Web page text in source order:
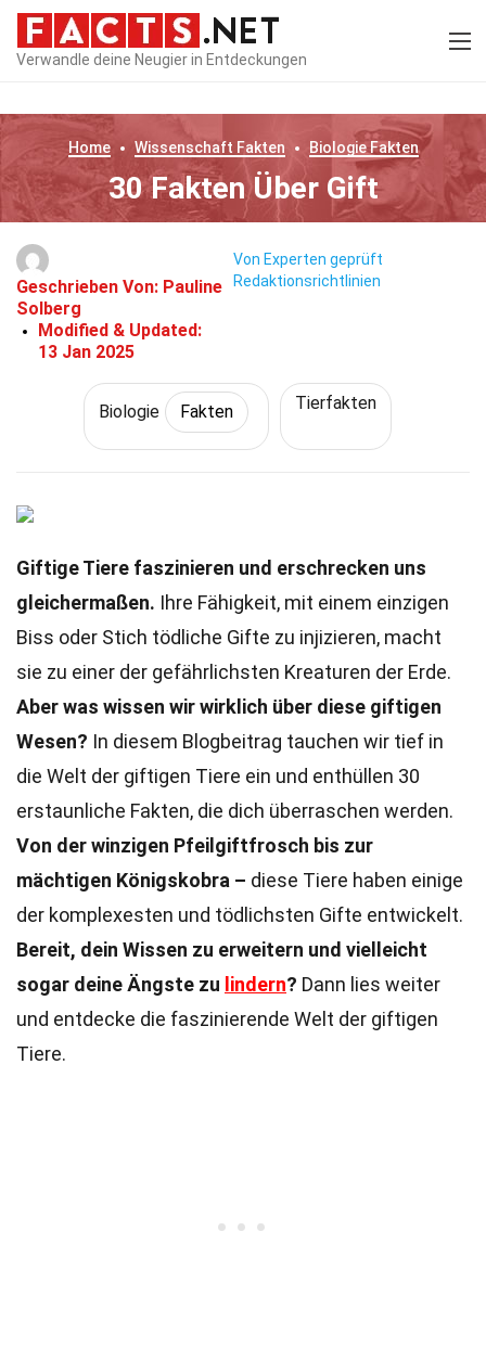
Verwandle deine Neugier in Entdeckungen
Home Wissenschaft Fakten BiologieFakten
30 Fakten Über Gift
Geschrieben Von: Pauline
Solberg
Modified & Updated:
13 Jan 2025
Von Experten geprüft
Redaktionsrichtlinien
Biologie Fakten Tierfakten
Giftige Tiere faszinieren und erschrecken uns
gleichermaßen. Ihre Fähigkeit, mit einem einzigen
Biss oder Stich tödliche Gifte zu injizieren, macht
sie zu einer der gefährlichsten Kreaturen der Erde.
Aber was wissen wir wirklich über diese giftigen
Wesen? In diesem Blogbeitrag tauchen wir tief in
die Welt der giftigen Tiere ein und enthüllen 30
erstaunliche Fakten, die dich überraschen werden.
Von der winzigen Pfeilgiftfrosch bis zur
mächtigen Königskobra – diese Tiere haben einige
der komplexesten und tödlichsten Gifte entwickelt.
Bereit, dein Wissen zu erweitern und vielleicht
sogar deine Ängste zu lindern? Dann lies weiter
und entdecke die faszinierende Welt der giftigen
Tiere.